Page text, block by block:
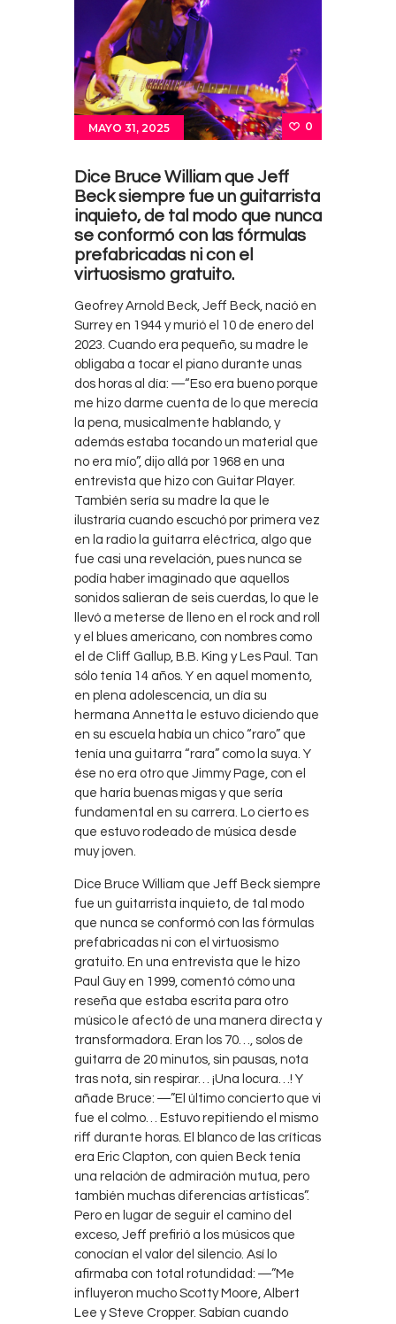
MAYO 31, 2025 0
Dice Bruce William que Jeff
Beck siempre fue un guitarrista
inquieto, de tal modo que nunca
se conformó con las fórmulas
prefabricadas ni con el
virtuosismo gratuito.
Geofrey Arnold Beck, Jeff Beck, nació en
Surrey en 1944 y murió el 10 de enero del
2023. Cuando era pequeño, su madre le
obligaba a tocar el piano durante unas
dos horas al día: ―“Eso era bueno porque
me hizo darme cuenta de lo que merecía
la pena, musicalmente hablando, y
además estaba tocando un material que
no era mío”, dijo allá por 1968 en una
entrevista que hizo con Guitar Player.
También sería su madre la que le
ilustraría cuando escuchó por primera vez
en la radio la guitarra eléctrica, algo que
fue casi una revelación, pues nunca se
podía haber imaginado que aquellos
sonidos salieran de seis cuerdas, lo que le
llevó a meterse de lleno en el rock and roll
y el blues americano, con nombres como
el de Cliff Gallup, B.B. King y Les Paul. Tan
sólo tenía 14 años. Y en aquel momento,
en plena adolescencia, un día su
hermana Annetta le estuvo diciendo que
en su escuela había un chico “raro” que
tenía una guitarra “rara” como la suya. Y
ése no era otro que Jimmy Page, con el
que haría buenas migas y que sería
fundamental en su carrera. Lo cierto es
que estuvo rodeado de música desde
muy joven.
Dice Bruce William que Jeff Beck siempre
fue un guitarrista inquieto, de tal modo
que nunca se conformó con las fórmulas
prefabricadas ni con el virtuosismo
gratuito. En una entrevista que le hizo
Paul Guy en 1999, comentó cómo una
reseña que estaba escrita para otro
músico le afectó de una manera directa y
transformadora. Eran los 70…, solos de
guitarra de 20 minutos, sin pausas, nota
tras nota, sin respirar… ¡Una locura…! Y
añade Bruce: ―”El último concierto que vi
fue el colmo… Estuvo repitiendo el mismo
riff durante horas. El blanco de las críticas
era Eric Clapton, con quien Beck tenía
una relación de admiración mutua, pero
también muchas diferencias artísticas”.
Pero en lugar de seguir el camino del
exceso, Jeff prefirió a los músicos que
conocían el valor del silencio. Así lo
afirmaba con total rotundidad: ―”Me
influyeron mucho Scotty Moore, Albert
Lee y Steve Cropper. Sabían cuando